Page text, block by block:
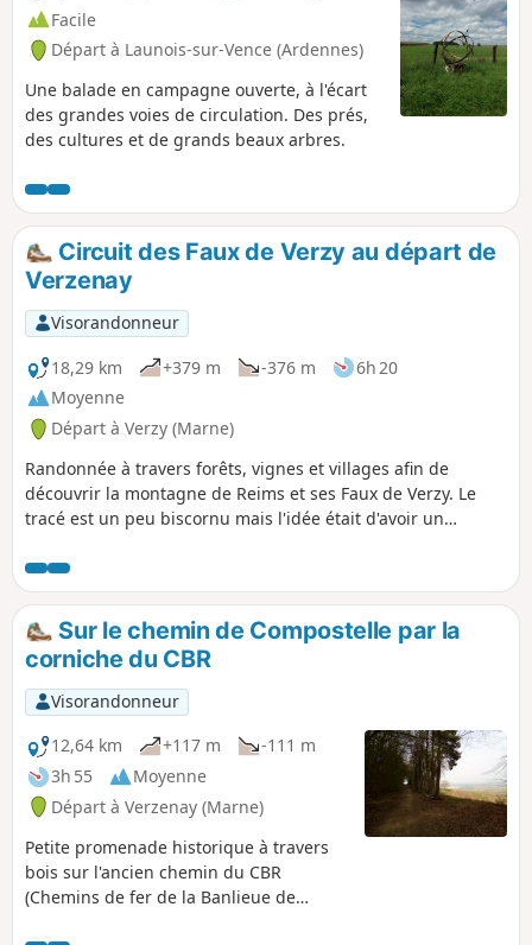
Facile
Départ à Launois-sur-Vence (Ardennes)
Une balade en campagne ouverte, à l'écart
des grandes voies de circulation. Des prés,
des cultures et de grands beaux arbres.
Circuit des Faux de Verzy au départ de
Verzenay
Visorandonneur
18,29 km
+379 m -376 m
6h 20
Moyenne
Départ à Verzy (Marne)
Randonnée à travers forêts, vignes et villages afin de
découvrir la montagne de Reims et ses Faux de Verzy. Le
tracé est un peu biscornu mais l'idée était d'avoir un
être bloqués par des arbres couchés. Application Visorando
conseillée.
Sur le chemin de Compostelle par la
corniche du CBR
Visorandonneur
12,64 km
+117 m
-111 m
3h 55
Moyenne
Départ à Verzenay (Marne)
Petite promenade historique à travers
bois sur l'ancien chemin du CBR
(Chemins de fer de la Banlieue de